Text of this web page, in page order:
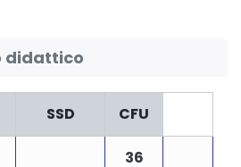
didattico
SSD CFU
36